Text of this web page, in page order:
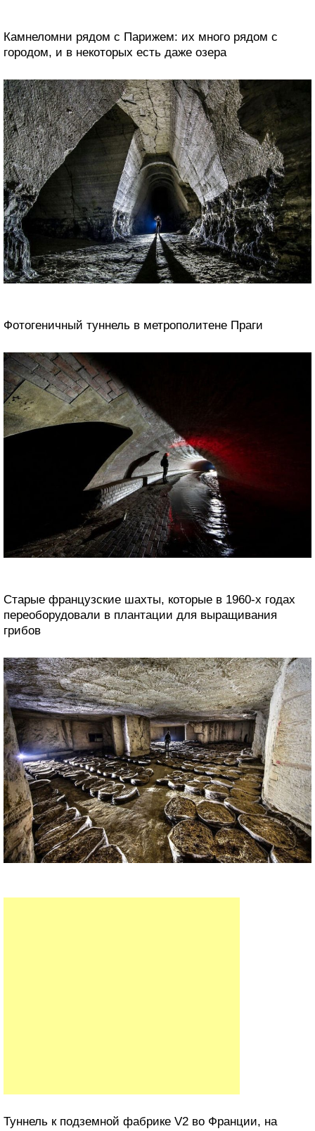
Камнеломни рядом с Парижем: их много рядом с
городом, и в некоторых есть даже озера
Фотогеничный туннель в метрополитене Праги
Старые французские шахты, которые в 1960-х годах
переоборудовали в плантации для выращивания
грибов
Туннель к подземной фабрике V2 во Франции, на